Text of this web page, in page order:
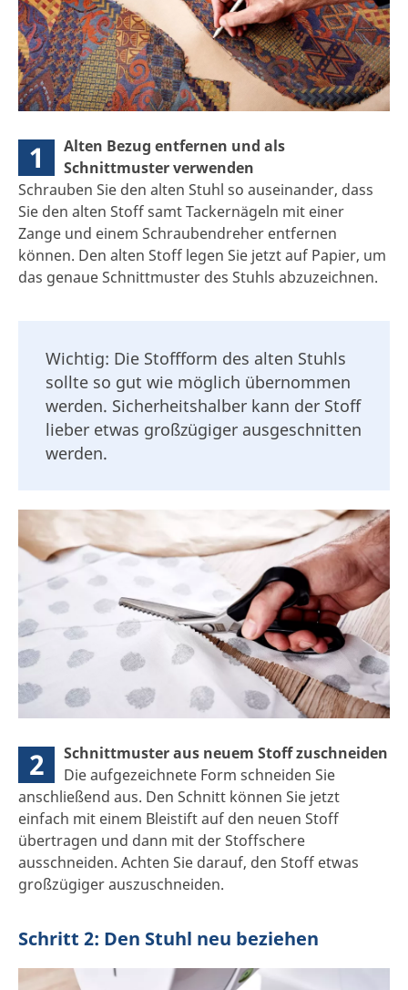
1
Alten Bezug entfernen und als
Schnittmuster verwenden
Schrauben Sie den alten Stuhl so auseinander, dass
Sie den alten Stoff samt Tackernägeln mit einer
Zange und einem Schraubendreher entfernen
können. Den alten Stoff legen Sie jetzt auf Papier, um
das genaue Schnittmuster des Stuhls abzuzeichnen.
Wichtig: Die Stoffform des alten Stuhls
sollte so gut wie möglich übernommen
werden. Sicherheitshalber kann der Stoff
lieber etwas großzügiger ausgeschnitten
werden.
2
Schnittmuster aus neuem Stoff zuschneiden
Die aufgezeichnete Form schneiden Sie
anschließend aus. Den Schnitt können Sie jetzt
einfach mit einem Bleistift auf den neuen Stoff
übertragen und dann mit der Stoffschere
ausschneiden. Achten Sie darauf, den Stoff etwas
großzügiger auszuschneiden.
Schritt 2: Den Stuhl neu beziehen